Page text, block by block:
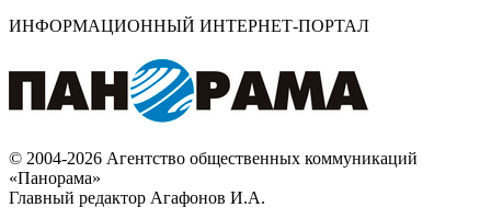
ИНФОРМАЦИОННЫЙ ИНТЕРНЕТ-ПОРТАЛ
© 2004-2026 Агентство общественных коммуникаций
«Панорама»
Главный редактор Агафонов И.А.